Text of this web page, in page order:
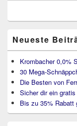
Neueste
Krombacher 0,0%
30 Mega-
Die Besten von
Sicher dir ein
Bis zu 35% Rabatt